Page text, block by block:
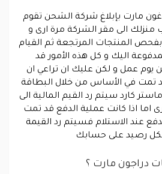
مارت بإبلاغ شركة الشحن تقوم
منزلك الى مقر الشركة مرة ارى و
المنتجات المرتجعة ثم القيام
اليك و كل هذه الأمور قد
يوم عمل و لكن عليك ان تراعي ان
تمت في الأساس من خلال البطاقة
ماستر كارد سيتم رد القيم المالية الى
اما اذا كانت عملية الدفع قد تمت
عند الاستلام فسيتم رد القيمة
رصيد على حسابك
دراجون مارت ؟